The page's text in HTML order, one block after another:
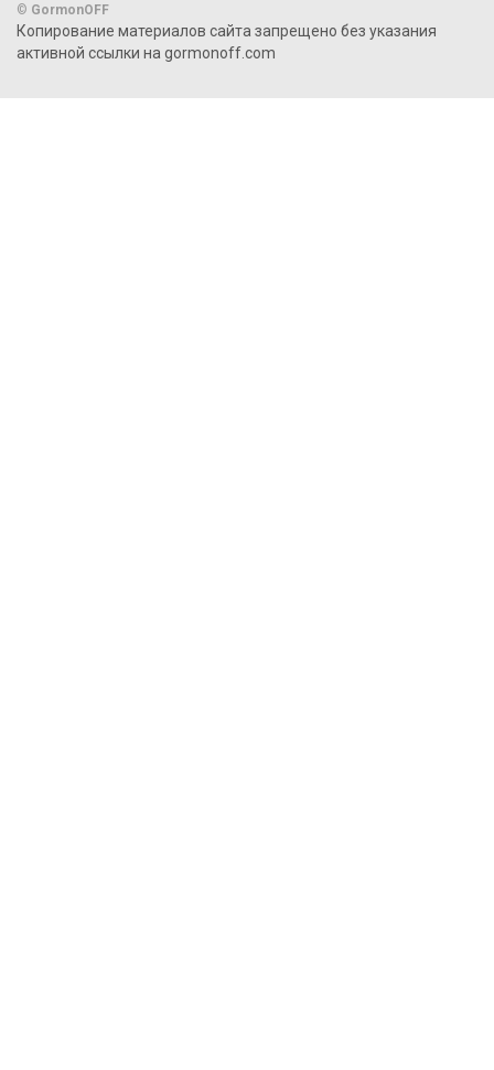
© GormonOFF
Копирование материалов сайта запрещено без указания
активной ссылки на gormonoff.com